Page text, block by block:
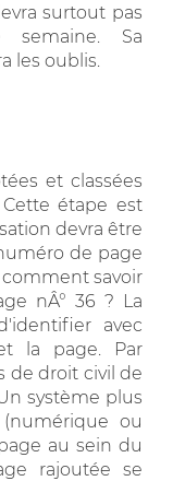
surtout pas
Sa
les oublis.
et classées
étape est
devra être
de page
savoir
nÂ° 36 ? La
avec
la page. Par
de droit civil de
système plus
ou
au sein du
rajoutée se